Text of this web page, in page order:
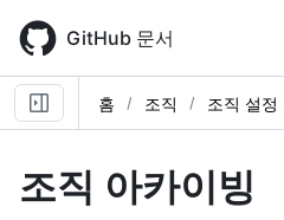
main
content
GitHub 문서
홈 조직 조직 설정
조직 아카이빙